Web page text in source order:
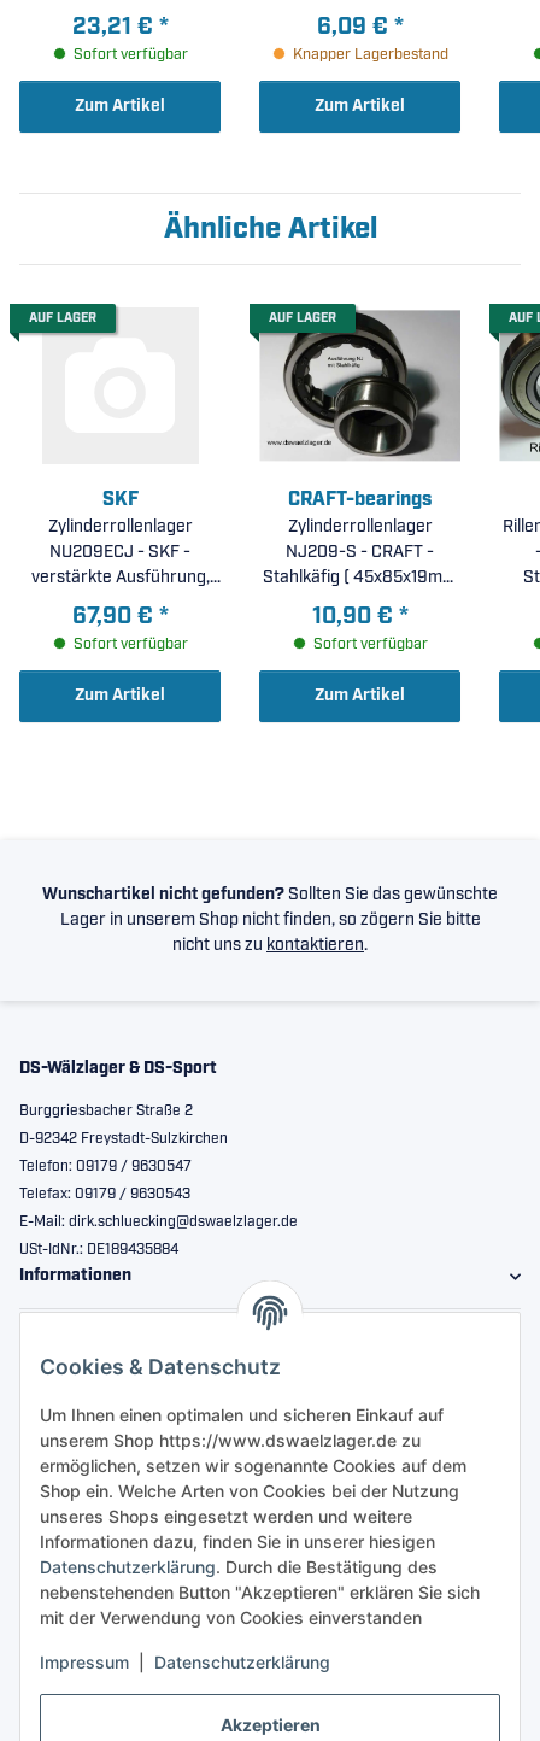
Akzeptieren
Cookies & Datenschutz
Um Ihnen einen optimalen und sicheren Einkauf auf
unserem Shop https://www.dswaelzlager.de zu
ermöglichen, setzen wir sogenannte Cookies auf dem
Shop ein. Welche Arten von Cookies bei der Nutzung
unseres Shops eingesetzt werden und weitere
Informationen dazu, finden Sie in unserer hiesigen
Datenschutzerklärung. Durch die Bestätigung des
nebenstehenden Button "Akzeptieren" erklären Sie sich
mit der Verwendung von Cookies einverstanden
Impressum Datenschutzerklärung
C3 ( 40x80x18mm )
23,21 € *
Sofort verfügbar
Zum Artikel
6,09 € *
Knapper Lagerbestand
Zum Artikel
Ähnliche Artikel
AUF LAGER
SKF
Zylinderrollenlager
NU209ECJ - SKF -
verstärkte Ausführung,
Stahlkäfig ( 45x85x19mm
)
67,90 € *
Sofort verfügbar
Zum Artikel
AUF LAGER
CRAFT-bearings
Zylinderrollenlager
NJ209-S - CRAFT -
Stahlkäfig ( 45x85x19mm
)
10,90 € *
Sofort verfügbar
Zum Artikel
AUF
Wunschartikel nicht gefunden? Sollten Sie das gewünschte
Lager in unserem Shop nicht finden, so zögern Sie bitte
nicht uns zu kontaktieren.
DS-Wälzlager & DS-Sport
Burggriesbacher Straße 2
D-92342 Freystadt-Sulzkirchen
Telefon: 09179 / 9630547
Telefax: 09179 / 9630543
E-Mail: dirk.schluecking@dswaelzlager.de
USt-IdNr.: DE189435884
Informationen
Sicher bestellen